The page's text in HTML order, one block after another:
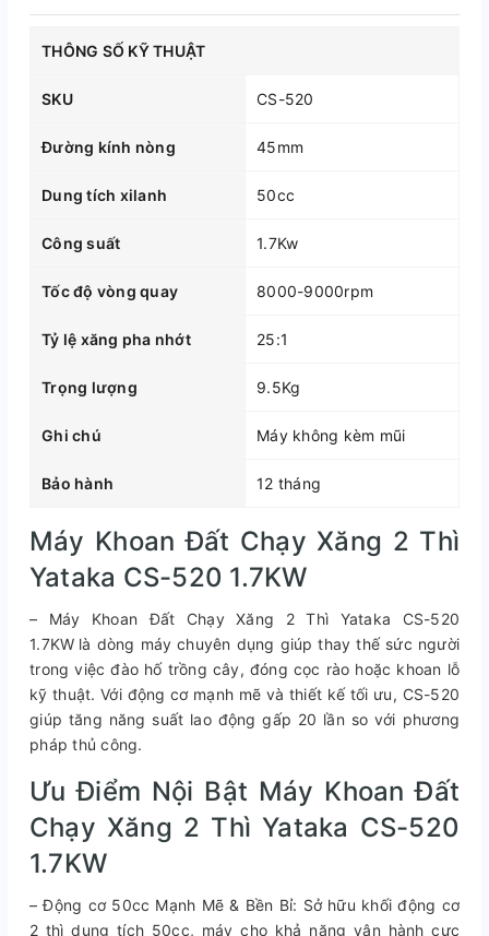
THÔNG SỐ KỸ THUẬT
SKU CS-520
Đường kính nòng 45mm
Dung tích xilanh 50cc
Công suất 1.7Kw
Tốc độ vòng quay 8000-9000rpm
Tỷ lệ xăng pha nhớt 25:1
Trọng lượng 9.5Kg
Ghi chú Máy không kèm mũi
Bảo hành 12 tháng
Máy Khoan Đất Chạy Xăng 2 Thì
Yataka CS-520 1.7KW
–
Máy Khoan Đất Chạy Xăng 2 Thì Yataka CS-520
1.7KW là dòng máy chuyên dụng giúp thay thế sức người
trong việc đào hố trồng cây, đóng cọc rào hoặc khoan lỗ
kỹ thuật. Với động cơ mạnh mẽ và thiết kế tối ưu, CS-520
giúp tăng năng suất lao động gấp 20 lần so với phương
pháp thủ công.
Ưu Điểm Nội Bật Máy Khoan Đất
Chạy Xăng 2 Thì Yataka CS-520
1.7KW
– Động cơ 50cc Mạnh Mẽ & Bền Bỉ: Sở hữu khối động cơ
2 thì dung tích 50cc, máy cho khả năng vận hành cực